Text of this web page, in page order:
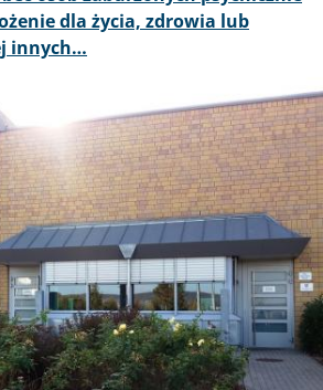
dla życia, zdrowia lub
innych…